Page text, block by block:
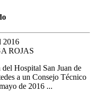
2016
ROJAS
Hospital San Juan de
a un Consejo Técnico
de 2016 ...